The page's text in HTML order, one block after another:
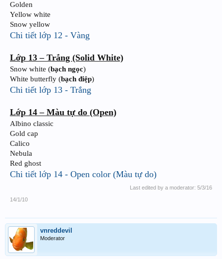
Golden
Yellow white
Snow yellow
Chi tiết lớp 12 - Vàng
Lớp 13 – Trắng (Solid White)
Snow white (bạch ngọc)
White butterfly (bạch điệp)
Chi tiết lớp 13 - Trắng
Lớp 14 – Màu tự do (Open)
Albino classic
Gold cap
Calico
Nebula
Red ghost
Chi tiết lớp 14 - Open color (Màu tự do)
Last edited by a moderator: 5/3/16
14/1/10
vnreddevil
Moderator